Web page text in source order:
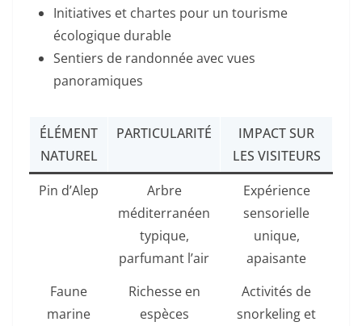
Initiatives et chartes pour un tourisme
écologique durable
Sentiers de randonnée avec vues
panoramiques
ÉLÉMENT
NATUREL
PARTICULARITÉ
IMPACT SUR
LES VISITEURS
Pin d’Alep
Arbre
méditerranéen
typique,
parfumant l’air
Expérience
sensorielle
unique,
apaisante
Faune
marine
Richesse en
espèces
Activités de
snorkeling et